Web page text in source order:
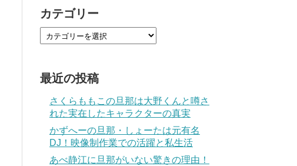
カテゴリー
最近の投稿
さくらももこの旦那は大野くんと噂さ
れた実在したキャラクターの真実
かずへーの旦那・しょーたは元有名
DJ！映像制作業での活躍と私生活
あべ静江に旦那がいない驚きの理由！